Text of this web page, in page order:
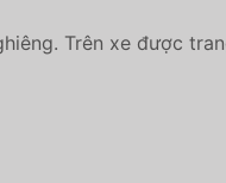
Trên xe được